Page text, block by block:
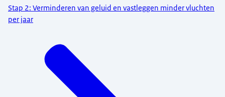
Stap 2: Verminderen van geluid en vastleggen minder vluchten
per jaar